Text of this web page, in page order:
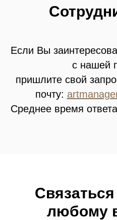
Если Вы
с нашей
пришлите свой
почту:
Среднее время
любому